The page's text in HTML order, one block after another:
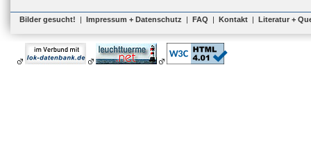
Bilder gesucht! | Impressum + Datenschutz | FAQ | Kontakt | Literatur +